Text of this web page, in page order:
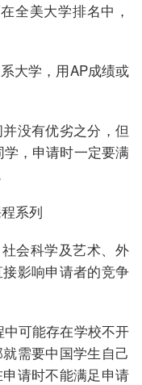
全美大学排名中，
大学，用AP成绩或
没有优劣之分，但
，申请时一定要满
系列
会科学及艺术、外
影响申请者的竞争
可能存在学校不开
需要中国学生自己
请时不能满足申请